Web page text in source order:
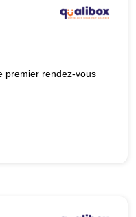
premier rendez-vous